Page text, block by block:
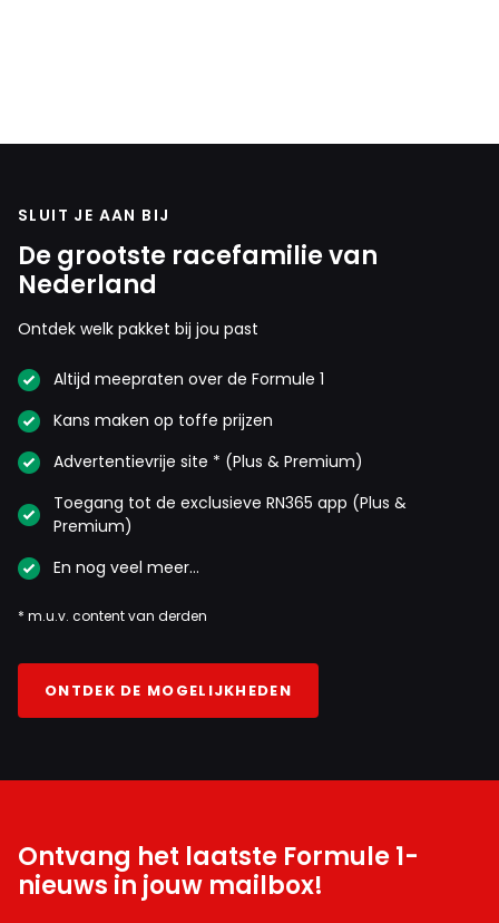
SLUIT JE AAN BIJ
De grootste racefamilie van
Nederland
Ontdek welk pakket bij jou past
Altijd meepraten over de Formule 1
Kans maken op toffe prijzen
Advertentievrije site * (Plus & Premium)
Toegang tot de exclusieve RN365 app (Plus &
Premium)
En nog veel meer…
* m.u.v. content van derden
ONTDEK DE MOGELIJKHEDEN
Ontvang het laatste Formule 1-
nieuws in jouw mailbox!